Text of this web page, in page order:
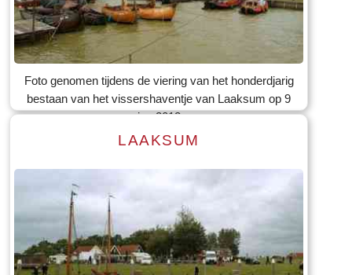
Lees meer
Tekst: © Foto: © Bauke Folkertsma
Foto genomen tijdens de viering van het honderdjarig
bestaan van het vissershaventje van Laaksum op 9
jun 2012
Lees meer
LAAKSUM